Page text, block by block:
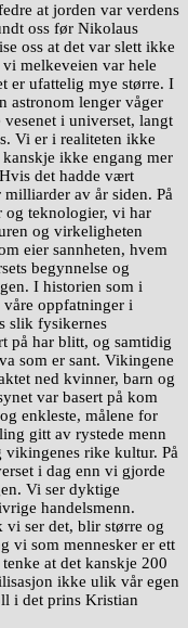
at jorden var verdens
oss før Nikolaus
oss at det var slett ikke
melkeveien var hele
er ufattelig mye større. I
astronom lenger våger
i universet, langt
Vi er i realiteten ikke
ikke engang mer
det hadde vært
av år siden. På
og teknologier, vi har
og virkeligheten
eier sannheten, hvem
begynnelse og
I historien som i
oppfatninger i
slik fysikernes
på har blitt, og samtidig
som er sant. Vikingene
ned kvinner, barn og
var basert på kom
enkleste, målene for
gitt av rystede menn
vikingenes rike kultur. På
i dag enn vi gjorde
Vi ser dyktige
handelsmenn.
vi ser det, blir større og
vi som mennesker er ett
at det kanskje 200
ikke ulik vår egen
i det prins Kristian